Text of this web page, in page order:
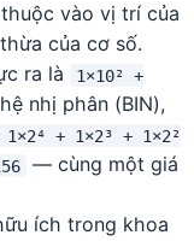
vào vị trí của
của cơ số.
ra là
1×10² +
nhị phân (BIN),
+ 1×2³ + 1×2²
— cùng một giá
ích trong khoa